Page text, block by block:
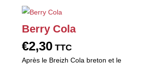
Berry Cola
€2,30 TTC
Après le Breizh Cola breton et le